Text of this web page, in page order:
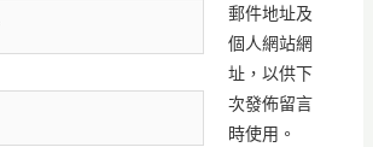
郵件地址及
個人網站網
址，以供下
次發佈留言
時使用。